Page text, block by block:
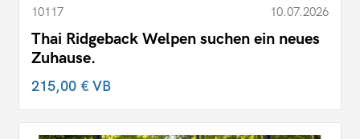
10117 10.07.2026
Thai Ridgeback Welpen suchen ein neues
Zuhause.
215,00 €VB